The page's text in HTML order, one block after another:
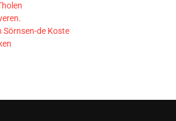
Sörnsen-de Koste